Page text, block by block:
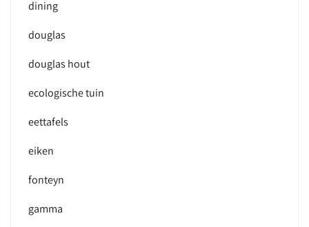
dining
douglas
douglas hout
ecologische tuin
eettafels
eiken
fonteyn
gamma